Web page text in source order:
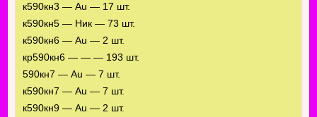
к590кн3 — Au — 17 шт.
к590кн5 — Ник — 73 шт.
к590кн6 — Au — 2 шт.
кр590кн6 — — — 193 шт.
590кн7 — Au — 7 шт.
к590кн7 — Au — 7 шт.
к590кн9 — Au — 2 шт.